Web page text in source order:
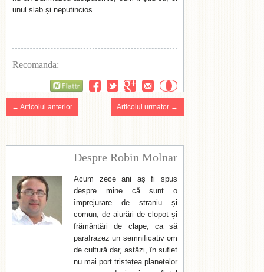
unul slab și neputincios.
Recomanda:
← Articolul anterior Articolul urmator →
Despre Robin Molnar
Acum zece ani aș fi spus
despre mine că sunt o
împrejurare de straniu și
comun, de aiurări de clopot și
frământări de clape, ca să
parafrazez un semnificativ om
de cultură dar, astăzi, în suflet
nu mai port tristețea planetelor